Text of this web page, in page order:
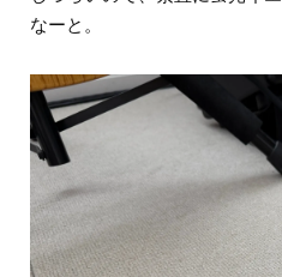
なーと。